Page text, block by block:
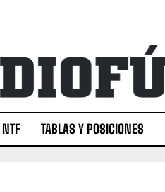
NTF TABLAS Y POSICIONES